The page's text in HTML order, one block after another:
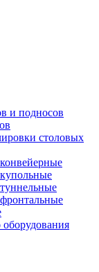
и подносов
столовых